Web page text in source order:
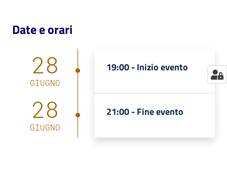
Date e orari
28
GIUGNO
19:00 -Inizio evento
28
GIUGNO
21:00 -Fine evento